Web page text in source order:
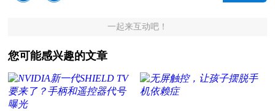
一起来互动吧！
您可能感兴趣的文章